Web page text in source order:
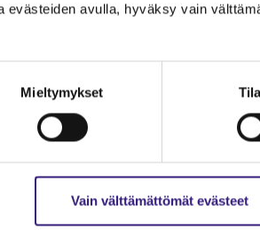
evästeiden avulla, hyväksy vain
Mieltymykset
Vain välttämättömät evästeet